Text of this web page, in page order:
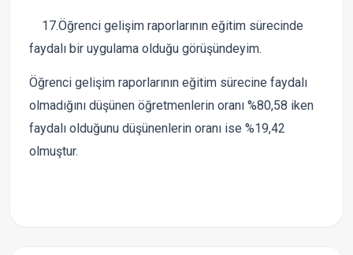
17.Öğrenci gelişim raporlarının eğitim sürecinde
faydalı bir uygulama olduğu görüşündeyim.
Öğrenci gelişim raporlarının eğitim sürecine faydalı
olmadığını düşünen öğretmenlerin oranı %80,58 iken
faydalı olduğunu düşünenlerin oranı ise %19,42
olmuştur.